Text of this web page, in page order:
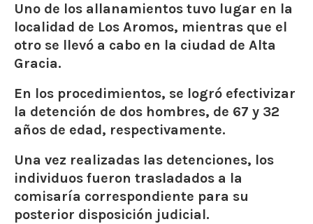
Uno de los allanamientos tuvo lugar en la
localidad de Los Aromos, mientras que el
otro se llevó a cabo en la ciudad de Alta
Gracia.
En los procedimientos, se logró efectivizar
la detención de dos hombres, de 67 y 32
años de edad, respectivamente.
Una vez realizadas las detenciones, los
individuos fueron trasladados a la
comisaría correspondiente para su
posterior disposición judicial.